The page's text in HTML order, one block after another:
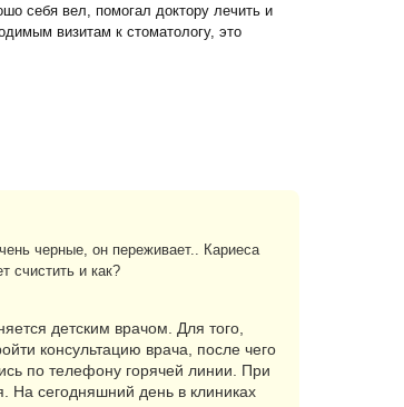
себя вел, помогал доктору лечить и
визитам к стоматологу, это
черные, он переживает.. Кариеса
счистить и как?
детским врачом. Для того,
консультацию врача, после чего
по телефону горячей линии. При
На сегодняшний день в клиниках